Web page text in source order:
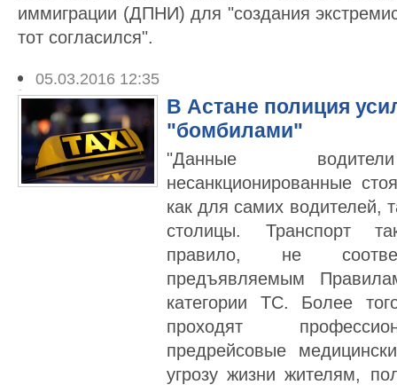
иммиграции (ДПНИ) для "создания
тот согласился".
05.03.2016 12:35
В Астане полиция
"бомбилами"
"Данные
несанкционированные
как для самих водителей,
столицы. Транспорт
правило, не
предъявляемым
категории ТС. Более
проходят
предрейсовые
угрозу жизни жителям,